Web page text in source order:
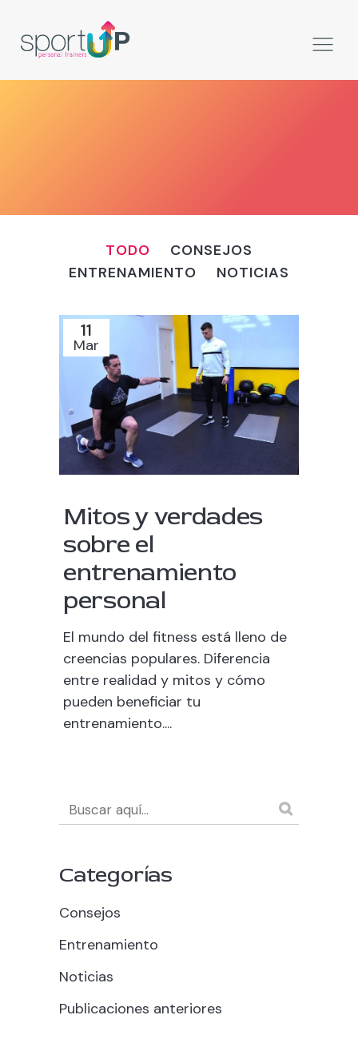
TODO
CONSEJOS
ENTRENAMIENTO
NOTICIAS
11
Mar
Mitos y verdades
sobre el
entrenamiento
personal
El mundo del fitness está lleno de
creencias populares. Diferencia
entre realidad y mitos y cómo
pueden beneficiar tu
entrenamiento....
Categorías
Consejos
Entrenamiento
Noticias
Publicaciones anteriores